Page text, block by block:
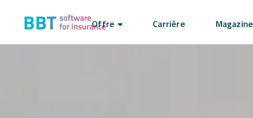
Offre Carrière Magazine